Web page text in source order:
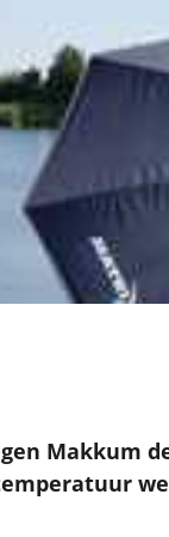
Makkum